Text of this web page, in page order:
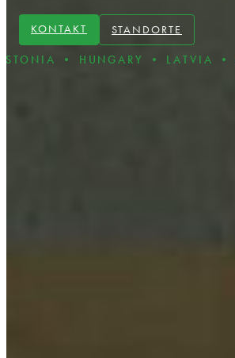
KONTAKT STANDORTE
• HUNGARY • LATVIA •